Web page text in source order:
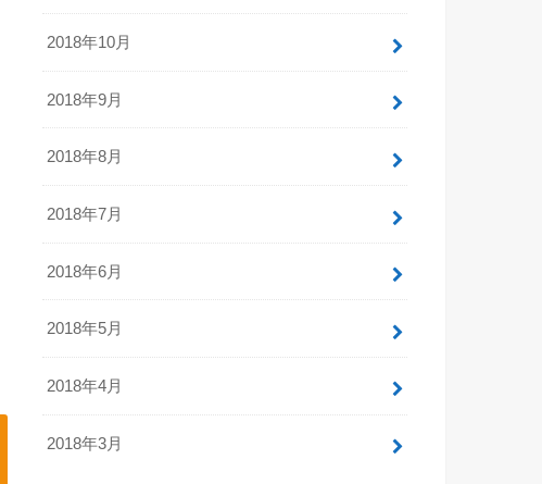
2018年10月
2018年9月
2018年8月
2018年7月
2018年6月
2018年5月
2018年4月
2018年3月